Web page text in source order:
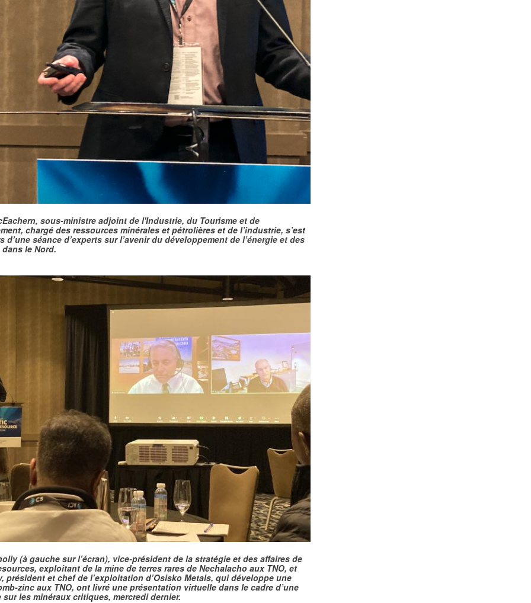
sous-ministre adjoint de l'Industrie, du Tourisme et de
chargé des ressources minérales et pétrolières et de l’industrie, s’est
d’une séance d’experts sur l’avenir du développement de l’énergie et des
le Nord.
(à gauche sur l’écran), vice-président de la stratégie et des affaires de
exploitant de la mine de terres rares de Nechalacho aux TNO, et
président et chef de l’exploitation d’Osisko Metals, qui développe une
zinc aux TNO, ont livré une présentation virtuelle dans le cadre d’une
sur les minéraux critiques, mercredi dernier.